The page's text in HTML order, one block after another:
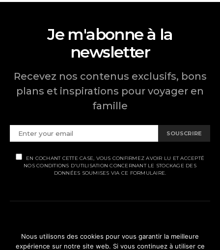
Je m'abonne à la
newsletter
Recevez nos contenus exclusifs, bons
plans et inspirations pour voyager en
famille
SOUSCRIRE
EN COCHANT CETTE CASE, VOUS CONFIRMEZ AVOIR LU ET ACCEPTÉ
NOS CONDITIONS D'UTILISATION CONCERNANT LE STOCKAGE DES
DONNÉES SOUMISES VIA CE FORMULAIRE.
MENTIONS LÉGALES
POLITIQUE DE CONFIDENTIALITÉ
Nous utilisons des cookies pour vous garantir la meilleure
expérience sur notre site web. Si vous continuez à utiliser ce